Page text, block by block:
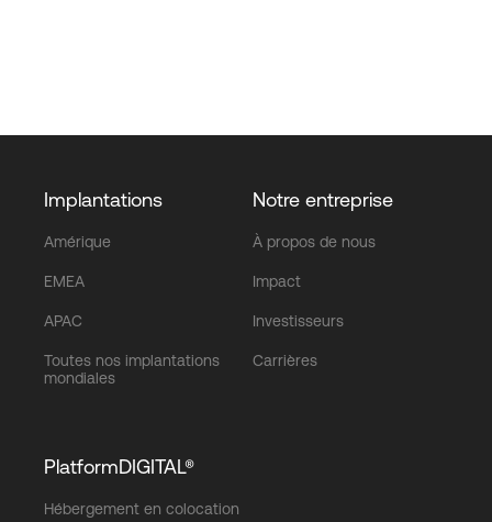
Implantations
Amérique
EMEA
APAC
Toutes nos implantations
mondiales
Notre entreprise
À propos de nous
Impact
Investisseurs
Carrières
PlatformDIGITAL®
Hébergement en colocation